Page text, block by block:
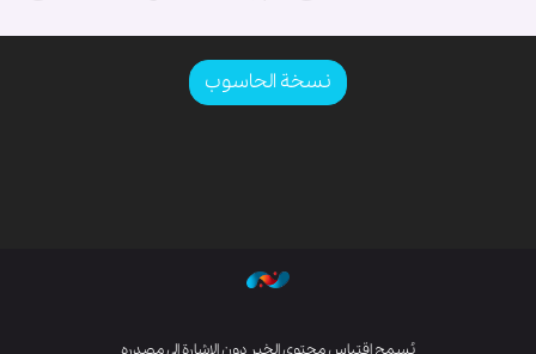
نسخة الحاسوب
يُسمح اقتباس محتوى الخبر دون الإشارة إلى مصدره